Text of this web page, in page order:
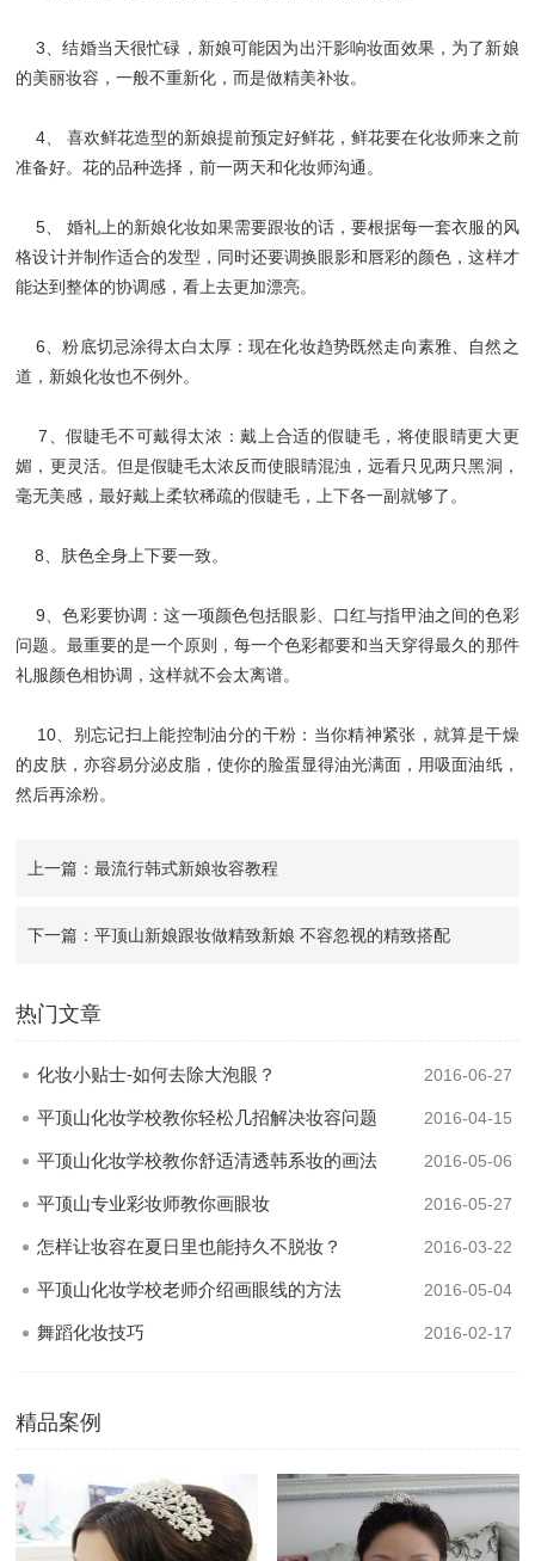
3、结婚当天很忙碌，新娘可能因为出汗影响妆面效果，为了新娘
的美丽妆容，一般不重新化，而是做精美补妆。
4、 喜欢鲜花造型的新娘提前预定好鲜花，鲜花要在化妆师来之前
准备好。花的品种选择，前一两天和化妆师沟通。
5、 婚礼上的新娘化妆如果需要跟妆的话，要根据每一套衣服的风
格设计并制作适合的发型，同时还要调换眼影和唇彩的颜色，这样才
能达到整体的协调感，看上去更加漂亮。
6、粉底切忌涂得太白太厚：现在化妆趋势既然走向素雅、自然之
道，新娘化妆也不例外。
7、假睫毛不可戴得太浓：戴上合适的假睫毛，将使眼睛更大更
媚，更灵活。但是假睫毛太浓反而使眼睛混浊，远看只见两只黑洞，
毫无美感，最好戴上柔软稀疏的假睫毛，上下各一副就够了。
8、肤色全身上下要一致。
9、色彩要协调：这一项颜色包括眼影、口红与指甲油之间的色彩
问题。最重要的是一个原则，每一个色彩都要和当天穿得最久的那件
礼服颜色相协调，这样就不会太离谱。
10、别忘记扫上能控制油分的干粉：当你精神紧张，就算是干燥
的皮肤，亦容易分泌皮脂，使你的脸蛋显得油光满面，用吸面油纸，
然后再涂粉。
上一篇：最流行韩式新娘妆容教程
下一篇：平顶山新娘跟妆做精致新娘 不容忽视的精致搭配
热门文章
化妆小贴士-如何去除大泡眼？ 2016-06-27
平顶山化妆学校教你轻松几招解决妆容问题 2016-04-15
平顶山化妆学校教你舒适清透韩系妆的画法 2016-05-06
平顶山专业彩妆师教你画眼妆 2016-05-27
怎样让妆容在夏日里也能持久不脱妆？ 2016-03-22
平顶山化妆学校老师介绍画眼线的方法 2016-05-04
舞蹈化妆技巧 2016-02-17
精品案例